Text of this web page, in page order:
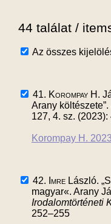
44 találat /
Az összes
41. Korompay H.
Arany költészete”.
127, 4. sz. (2023):
Korompay H.
42. Imre László.
magyar«. Arany
Irodalomtörténeti
252–255